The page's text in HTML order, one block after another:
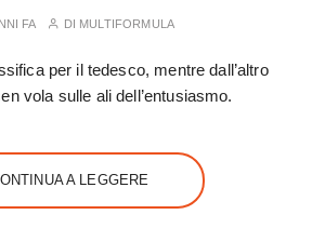
FA DI MULTIFORMULA
per il tedesco, mentre dall’altro
vola sulle ali dell’entusiasmo.
A LEGGERE